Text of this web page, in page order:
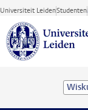
Ga direct naar de
Universiteit LeidenStudenten